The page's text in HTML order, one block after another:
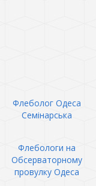
Флеболог Одеса
Семінарська
Флебологи на
Обсерваторному
провулку Одеса